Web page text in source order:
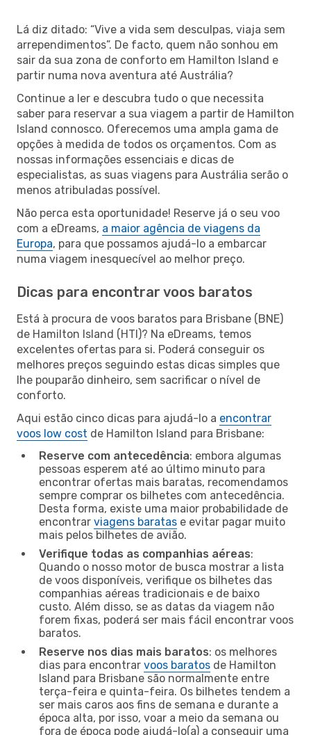
Lá diz ditado: “Vive a vida sem desculpas, viaja sem
arrependimentos”. De facto, quem não sonhou em
sair da sua zona de conforto em Hamilton Island e
partir numa nova aventura até Austrália?
Continue a ler e descubra tudo o que necessita
saber para reservar a sua viagem a partir de Hamilton
Island connosco. Oferecemos uma ampla gama de
opções à medida de todos os orçamentos. Com as
nossas informações essenciais e dicas de
especialistas, as suas viagens para Austrália serão o
menos atribuladas possível.
Não perca esta oportunidade! Reserve já o seu voo
com a eDreams, a maior agência de viagens da
Europa, para que possamos ajudá-lo a embarcar
numa viagem inesquecível ao melhor preço.
Dicas para encontrar voos baratos
Está à procura de voos baratos para Brisbane (BNE)
de Hamilton Island (HTI)? Na eDreams, temos
excelentes ofertas para si. Poderá conseguir os
melhores preços seguindo estas dicas simples que
lhe pouparão dinheiro, sem sacrificar o nível de
conforto.
Aqui estão cinco dicas para ajudá-lo a encontrar
voos low cost de Hamilton Island para Brisbane:
Reserve com antecedência: embora algumas
pessoas esperem até ao último minuto para
encontrar ofertas mais baratas, recomendamos
sempre comprar os bilhetes com antecedência.
Desta forma, existe uma maior probabilidade de
encontrar viagens baratas e evitar pagar muito
mais pelos bilhetes de avião.
Verifique todas as companhias aéreas:
Quando o nosso motor de busca mostrar a lista
de voos disponíveis, verifique os bilhetes das
companhias aéreas tradicionais e de baixo
custo. Além disso, se as datas da viagem não
forem fixas, poderá ser mais fácil encontrar voos
baratos.
Reserve nos dias mais baratos: os melhores
dias para encontrar voos baratos de Hamilton
Island para Brisbane são normalmente entre
terça-feira e quinta-feira. Os bilhetes tendem a
ser mais caros aos fins de semana e durante a
época alta, por isso, voar a meio da semana ou
fora de época pode ajudá-lo(a) a conseguir uma